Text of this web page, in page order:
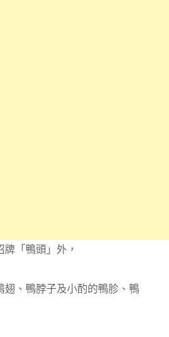
「鴨頭」外，
、鴨脖子及小酌的鴨胗、鴨